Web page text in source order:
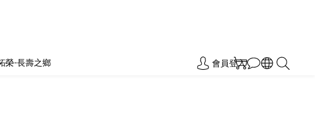
榮-長壽之鄉 會員登入